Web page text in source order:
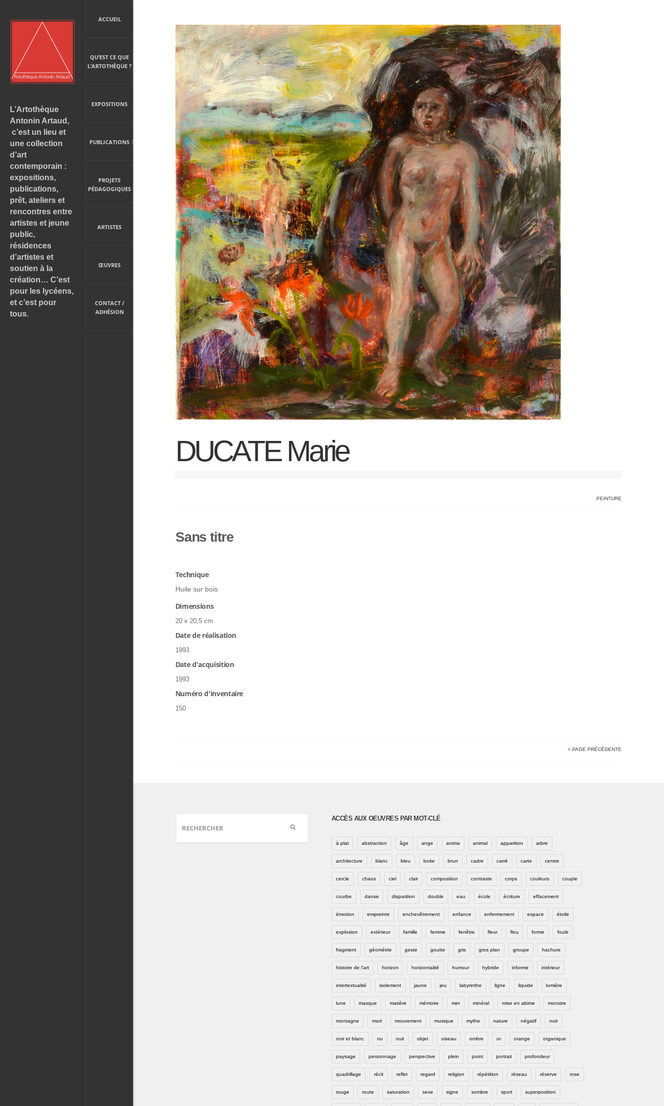
ACCUEIL
QU’EST CE QUE
L’ARTOTHÈQUE ?
EXPOSITIONS
PUBLICATIONS
PROJETS
PÉDAGOGIQUES
ARTISTES
ŒUVRES
CONTACT /
ADHÉSION
L’Artothèque
Antonin Artaud,
c’est un lieu et
une collection
d’art
contemporain :
expositions,
publications,
prêt, ateliers et
rencontres entre
artistes et jeune
public,
résidences
d’artistes et
soutien à la
création… C’est
pour les lycéens,
et c’est pour
tous.
DUCATE Marie
PEINTURE
Sans titre
Technique
Huile sur bois
Dimensions
20 x 20,5 cm
Date de réalisation
1993
Date d'acquisition
1993
Numéro d'inventaire
150
< PAGE PRÉCÉDENTE
ACCÈS AUX OEUVRES PAR MOT-CLÉ
à plat abstraction âge ange anima animal apparition arbre
architecture blanc bleu boite brun cadre carré carte centre
cercle chaos ciel clair composition contraste corps couleurs couple
courbe danse disparition double eau école écriture effacement
émotion empreinte enchevêtrement enfance enfermement espace étoile
explosion extérieur famille femme fenêtre fleur flou forme foule
fragment géométrie geste goutte gris gros plan groupe hachure
histoire de l'art horizon horizontalité humour hybride informe intérieur
intertextualité isolement jaune jeu labyrinthe ligne liquide lumière
lune masque matière mémoire mer minéral mise en abime monstre
montagne mort mouvement musique mythe nature négatif noir
noir et blanc nu nuit objet oiseau ombre or orange organique
paysage personnage perspective plein point portrait profondeur
quadrillage récit reflet regard religion répétition réseau réserve rose
rouge route saturation sexe signe sombre sport superposition